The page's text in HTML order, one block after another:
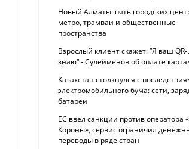
Новый Алматы: пять городских
метро, трамваи и общественные
пространства
Взрослый клиент скажет: “Я ваш
знаю“ - Сулейменов об оплате
Казахстан столкнулся с
электромобильного бума: сети,
батареи
ЕС ввел санкции против оператора
Короны», сервис ограничил
переводы в ряде стран